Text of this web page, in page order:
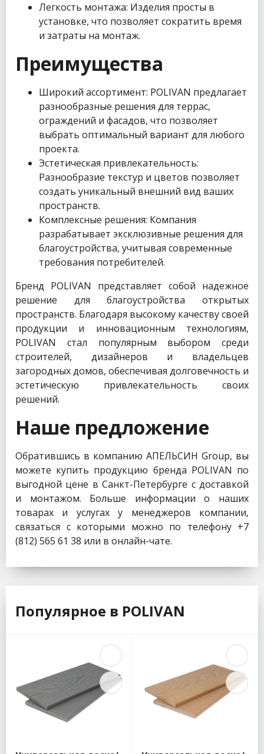
Легкость монтажа: Изделия просты в
установке, что позволяет сократить время
и затраты на монтаж.
Преимущества
Широкий ассортимент: POLIVAN предлагает
разнообразные решения для террас,
ограждений и фасадов, что позволяет
выбрать оптимальный вариант для любого
проекта.
Эстетическая привлекательность:
Разнообразие текстур и цветов позволяет
создать уникальный внешний вид ваших
пространств.
Комплексные решения: Компания
разрабатывает эксклюзивные решения для
благоустройства, учитывая современные
требования потребителей.
Бренд POLIVAN представляет собой надежное
решение для благоустройства открытых
пространств. Благодаря высокому качеству своей
продукции и инновационным технологиям,
POLIVAN стал популярным выбором среди
строителей, дизайнеров и владельцев
загородных домов, обеспечивая долговечность и
эстетическую привлекательность своих
решений.
Наше предложение
Обратившись в компанию АПЕЛЬСИН Group, вы
можете купить продукцию бренда POLIVAN по
выгодной цене в Санкт-Петербурге с доставкой
и монтажом. Больше информации о наших
товарах и услугах у менеджеров компании,
связаться с которыми можно по телефону +7
(812) 565 61 38 или в онлайн-чате.
Популярное в POLIVAN